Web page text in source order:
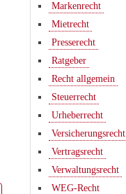
Markenrecht
Mietrecht
Presserecht
Ratgeber
Recht allgemein
Steuerrecht
Urheberrecht
Versicherungsrecht
Vertragsrecht
Verwaltungsrecht
WEG-Recht